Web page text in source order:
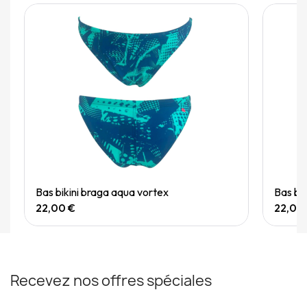
Quick View
Bas bikini braga aqua vortex
22,00 €
Bas
22,00
Recevez nos offres spéciales